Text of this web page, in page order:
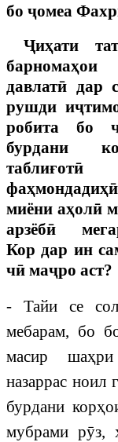
бо ҷомеа
Ҷиҳати
барномаҳои
давлатӣ дар
рушди
робита бо
бурдани
фаҳмондадиҳӣ
миёни аҳолӣ
арзёбӣ
Кор дар ин
чӣ маҷро аст?
-Тайи се
мебарам, бо
масир
назаррас ноил
бурдани
мубрами рӯз,